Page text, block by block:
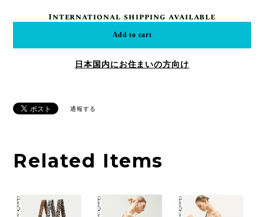
International shipping available
Add to cart
日本国内にお住まいの方向け
通報する
Related Items